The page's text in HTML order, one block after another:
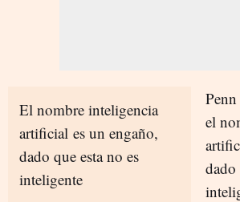
El nombre inteligencia
artificial es un engaño,
dado que esta no es
inteligente
el
dado